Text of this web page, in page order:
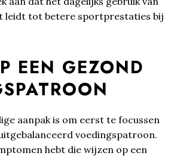
leidt tot betere sportprestaties bij
EEN GEZOND
aanpak is om eerst te focussen
voedingspatroon.
hebt die wijzen op een